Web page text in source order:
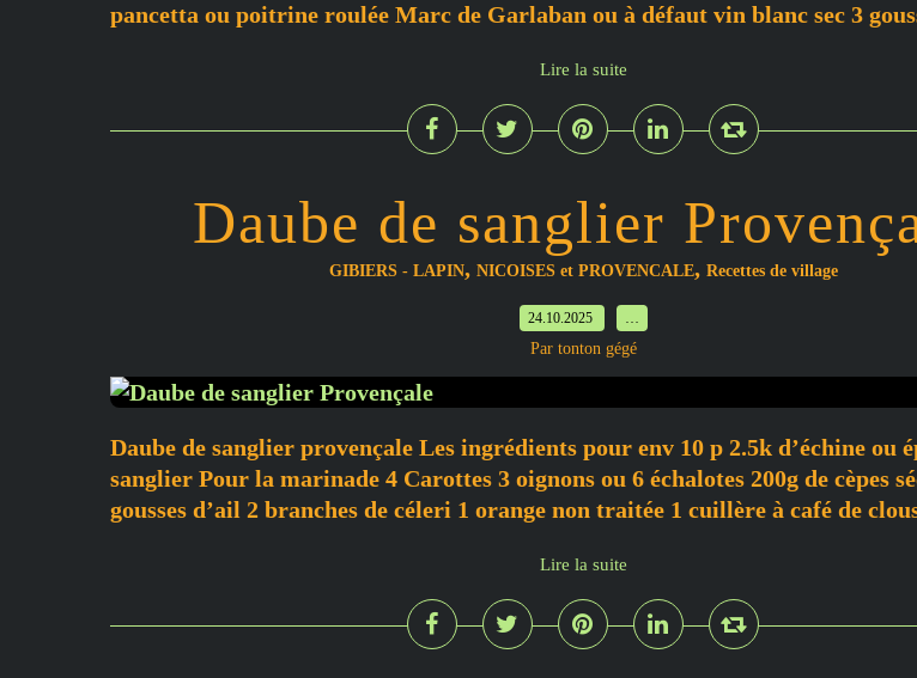
pancetta ou poitrine roulée Marc de Garlaban ou à défaut vin blanc sec 3
Lire la suite
Daube de sanglier
GIBIERS - LAPIN, NICOISES et PROVENCALE, Recettes de village
24.10.2025 …
Par tonton gégé
Daube de sanglier provençale Les ingrédients pour env 10 p 2.5k d’échine ou
sanglier Pour la marinade 4 Carottes 3 oignons ou 6 échalotes 200g de cèpes
gousses d’ail 2 branches de céleri 1 orange non traitée 1 cuillère à café de
Lire la suite